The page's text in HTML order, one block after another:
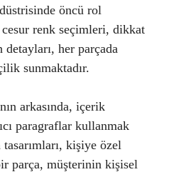
öncü rol
cesur renk seçimleri, dikkat
her parçada
sunmaktadır.
arkasında, içerik
paragraflar kullanmak
kişiye özel
parça, müşterinin kişisel